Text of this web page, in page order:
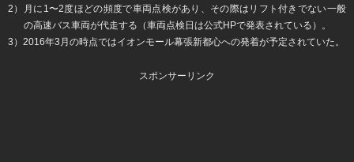
2）​月に1〜2度ほどの頻度で車両点検があり、その際はリフト付きでない一般
の高速バス車両が代走する（車両点検日は公式HPで発表されている）。
3）​2016年3月の時点ではイオンモール幕張新都心への発着が予定されていた。
スポンサーリンク